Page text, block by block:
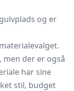
og er
der er også
har sine
stil, budget